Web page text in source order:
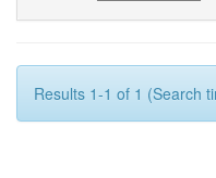
Results 1-1 of 1 (Search